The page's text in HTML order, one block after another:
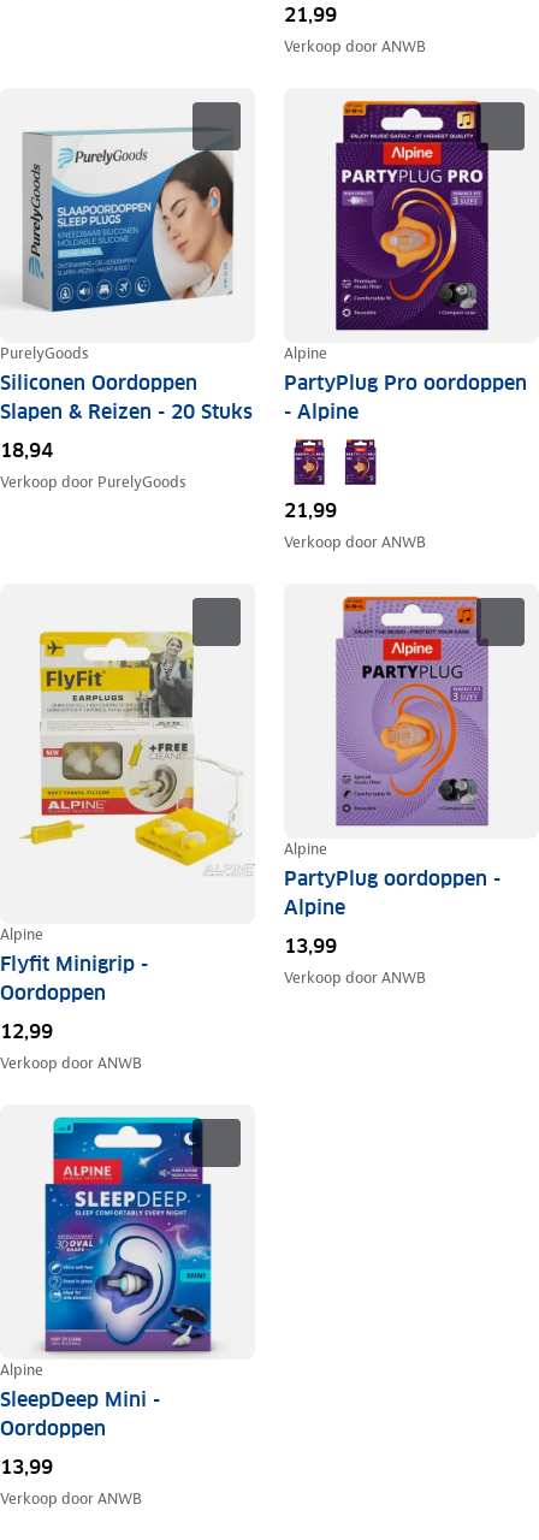
21,99
Verkoop doorANWB
PurelyGoods
Siliconen Oordoppen
Slapen & Reizen - 20 Stuks
18,94
Verkoop door PurelyGoods
Alpine
PartyPlug Pro oordoppen
- Alpine
21,99
Verkoop doorANWB
Alpine
Flyfit Minigrip -
Oordoppen
12,99
Verkoop doorANWB
Alpine
PartyPlug oordoppen -
Alpine
13,99
Verkoop doorANWB
Alpine
SleepDeep Mini -
Oordoppen
13,99
Verkoop doorANWB